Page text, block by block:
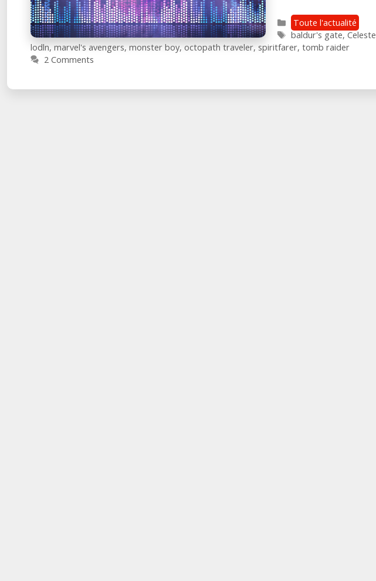
Catégories
Toute l'actualité
Étiquettes
baldur's gate, Celeste
lodln, marvel's avengers, monster boy, octopath traveler, spiritfarer, tomb raider
2 Comments